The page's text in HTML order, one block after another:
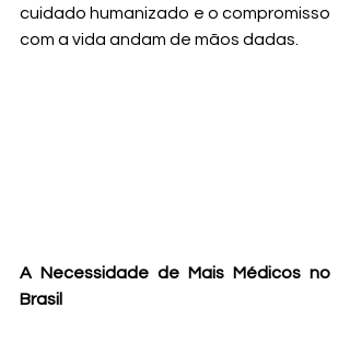
cuidado humanizado e o compromisso
com a vida andam de mãos dadas.
A Necessidade de Mais Médicos no
Brasil